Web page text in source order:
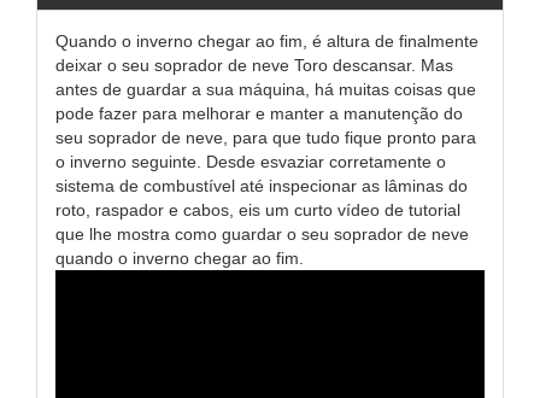
Quando o inverno chegar ao fim, é altura de finalmente
deixar o seu soprador de neve Toro descansar. Mas
antes de guardar a sua máquina, há muitas coisas que
pode fazer para melhorar e manter a manutenção do
seu soprador de neve, para que tudo fique pronto para
o inverno seguinte. Desde esvaziar corretamente o
sistema de combustível até inspecionar as lâminas do
roto, raspador e cabos, eis um curto vídeo de tutorial
que lhe mostra como guardar o seu soprador de neve
quando o inverno chegar ao fim.